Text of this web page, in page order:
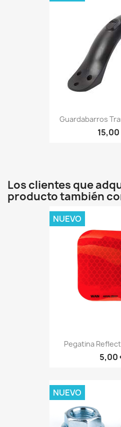
Guardabarros
Los clientes que
producto también
Pegatina
5,00
NUEVO
NUEVO